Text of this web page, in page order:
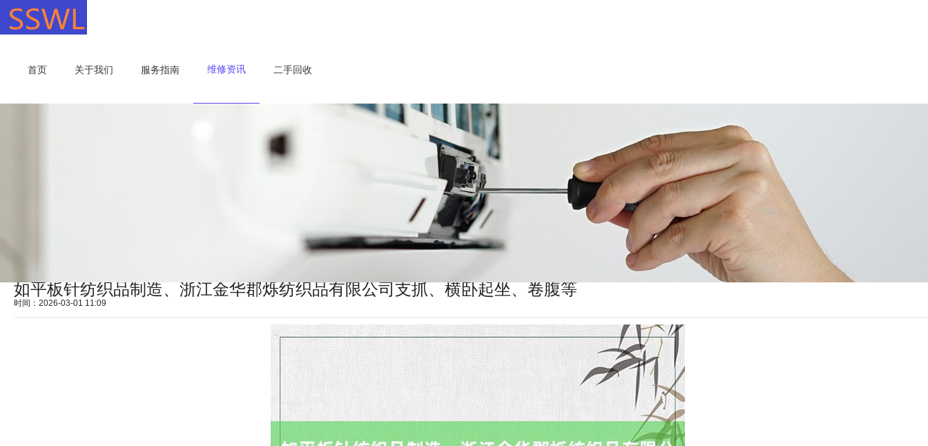
首页 关于我们 服务指南 维修资讯 二手回收
如平板针纺织品制造、浙江金华郡烁纺织品有限公司支抓、横卧起坐、卷腹等
时间：2026-03-01 11:09